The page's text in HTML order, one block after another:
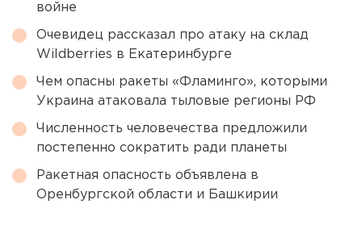
войне
Очевидец рассказал про атаку на склад
Wildberries в Екатеринбурге
Чем опасны ракеты «Фламинго», которыми
Украина атаковала тыловые регионы РФ
Численность человечества предложили
постепенно сократить ради планеты
Ракетная опасность объявлена в
Оренбургской области и Башкирии